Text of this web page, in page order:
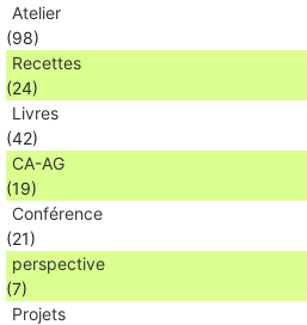
Atelier
(98)
Recettes
(24)
Livres
(42)
CA-AG
(19)
Conférence
(21)
perspective
(7)
Projets